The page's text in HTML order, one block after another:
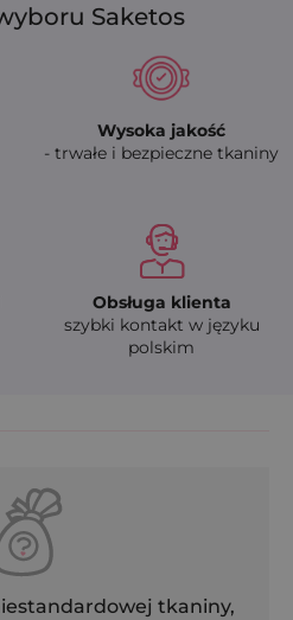
Saketos
Wysoka jakość
- trwałe i bezpieczne tkaniny
Obsługa klienta
szybki kontakt w języku
polskim
tkaniny,